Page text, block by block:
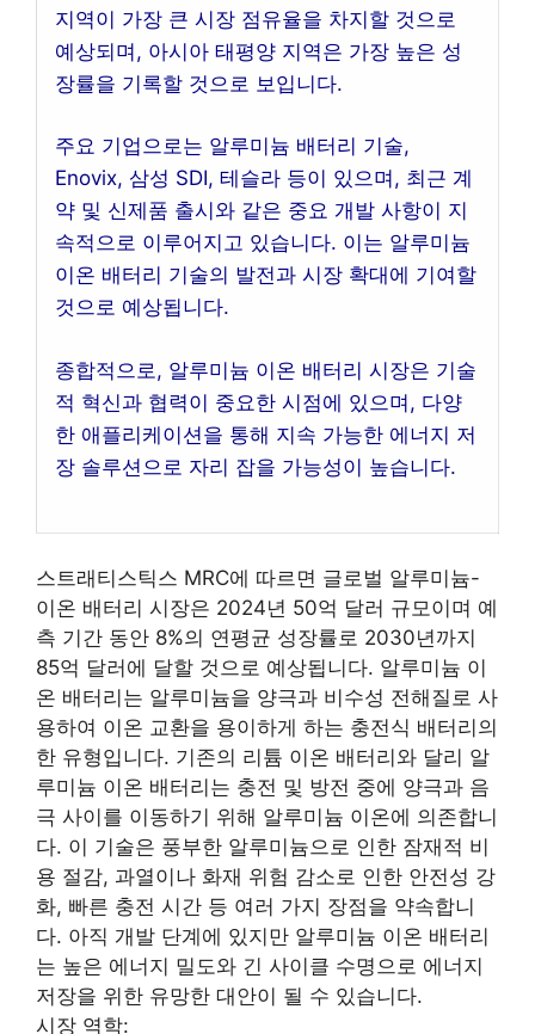
지역이 가장 큰 시장 점유율을 차지할 것으로
예상되며, 아시아 태평양 지역은 가장 높은 성
장률을 기록할 것으로 보입니다.
주요 기업으로는 알루미늄 배터리 기술,
Enovix, 삼성 SDI, 테슬라 등이 있으며, 최근 계
약 및 신제품 출시와 같은 중요 개발 사항이 지
속적으로 이루어지고 있습니다. 이는 알루미늄
이온 배터리 기술의 발전과 시장 확대에 기여할
것으로 예상됩니다.
종합적으로, 알루미늄 이온 배터리 시장은 기술
적 혁신과 협력이 중요한 시점에 있으며, 다양
한 애플리케이션을 통해 지속 가능한 에너지 저
장 솔루션으로 자리 잡을 가능성이 높습니다.
스트래티스틱스 MRC에 따르면 글로벌 알루미늄-
이온 배터리 시장은 2024년 50억 달러 규모이며 예
측 기간 동안 8%의 연평균 성장률로 2030년까지
85억 달러에 달할 것으로 예상됩니다. 알루미늄 이
온 배터리는 알루미늄을 양극과 비수성 전해질로 사
용하여 이온 교환을 용이하게 하는 충전식 배터리의
한 유형입니다. 기존의 리튬 이온 배터리와 달리 알
루미늄 이온 배터리는 충전 및 방전 중에 양극과 음
극 사이를 이동하기 위해 알루미늄 이온에 의존합니
다. 이 기술은 풍부한 알루미늄으로 인한 잠재적 비
용 절감, 과열이나 화재 위험 감소로 인한 안전성 강
화, 빠른 충전 시간 등 여러 가지 장점을 약속합니
다. 아직 개발 단계에 있지만 알루미늄 이온 배터리
는 높은 에너지 밀도와 긴 사이클 수명으로 에너지
저장을 위한 유망한 대안이 될 수 있습니다.
시장 역학: